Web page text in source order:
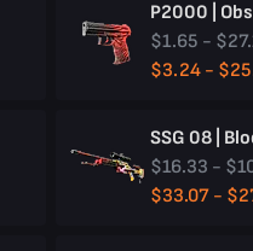
P2000 |
$1.65 -
$3.24 -
SSG 08 |
$16.33 -
$33.07 -